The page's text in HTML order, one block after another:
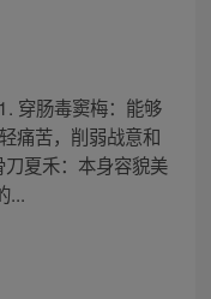
穿肠毒窦梅：能够
痛苦，削弱战意和
夏禾：本身容貌美
...